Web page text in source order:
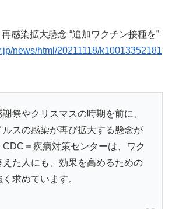
感染拡大懸念 “追加ワクチン接種を”
news/html/20211118/k10013352181
祭やクリスマスの時期を前に、
ルスの感染が再び拡大する懸念が
＝疾病対策センターは、ワク
た人にも、効果を高めるための
求めています。